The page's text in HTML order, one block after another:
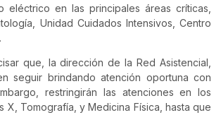
eléctrico en las principales áreas críticas,
Unidad Cuidados Intensivos, Centro
que, la dirección de la Red Asistencial,
seguir brindando atención oportuna con
restringirán las atenciones en los
X, Tomografía, y Medicina Física, hasta que